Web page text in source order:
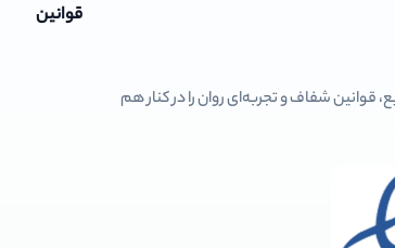
قوانین شفاف و تجربه‌ای روان را در کنار هم
قوانین